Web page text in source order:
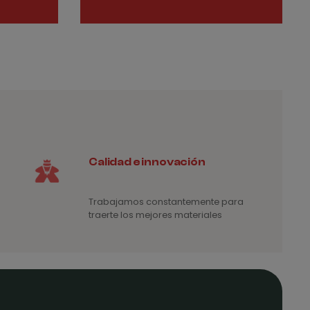
Calidad e innovación
Trabajamos constantemente para
traerte los mejores materiales